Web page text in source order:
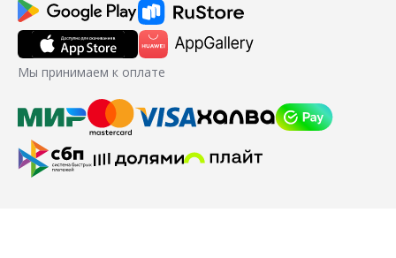
Мы принимаем к оплате